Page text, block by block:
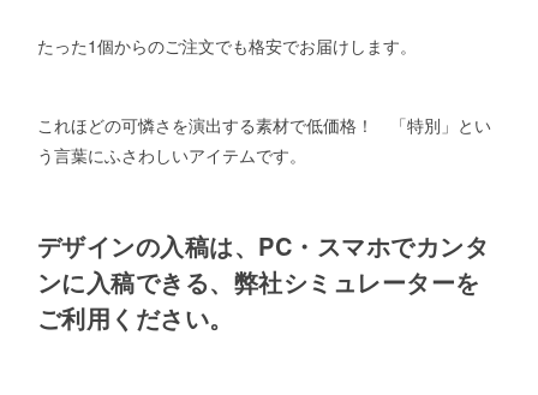
たった1個からのご注文でも格安でお届けします。
これほどの可憐さを演出する素材で低価格！ 「特別」とい
う言葉にふさわしいアイテムです。
デザインの入稿は、PC・スマホでカンタ
ンに入稿できる、弊社シミュレーターを
ご利用ください。